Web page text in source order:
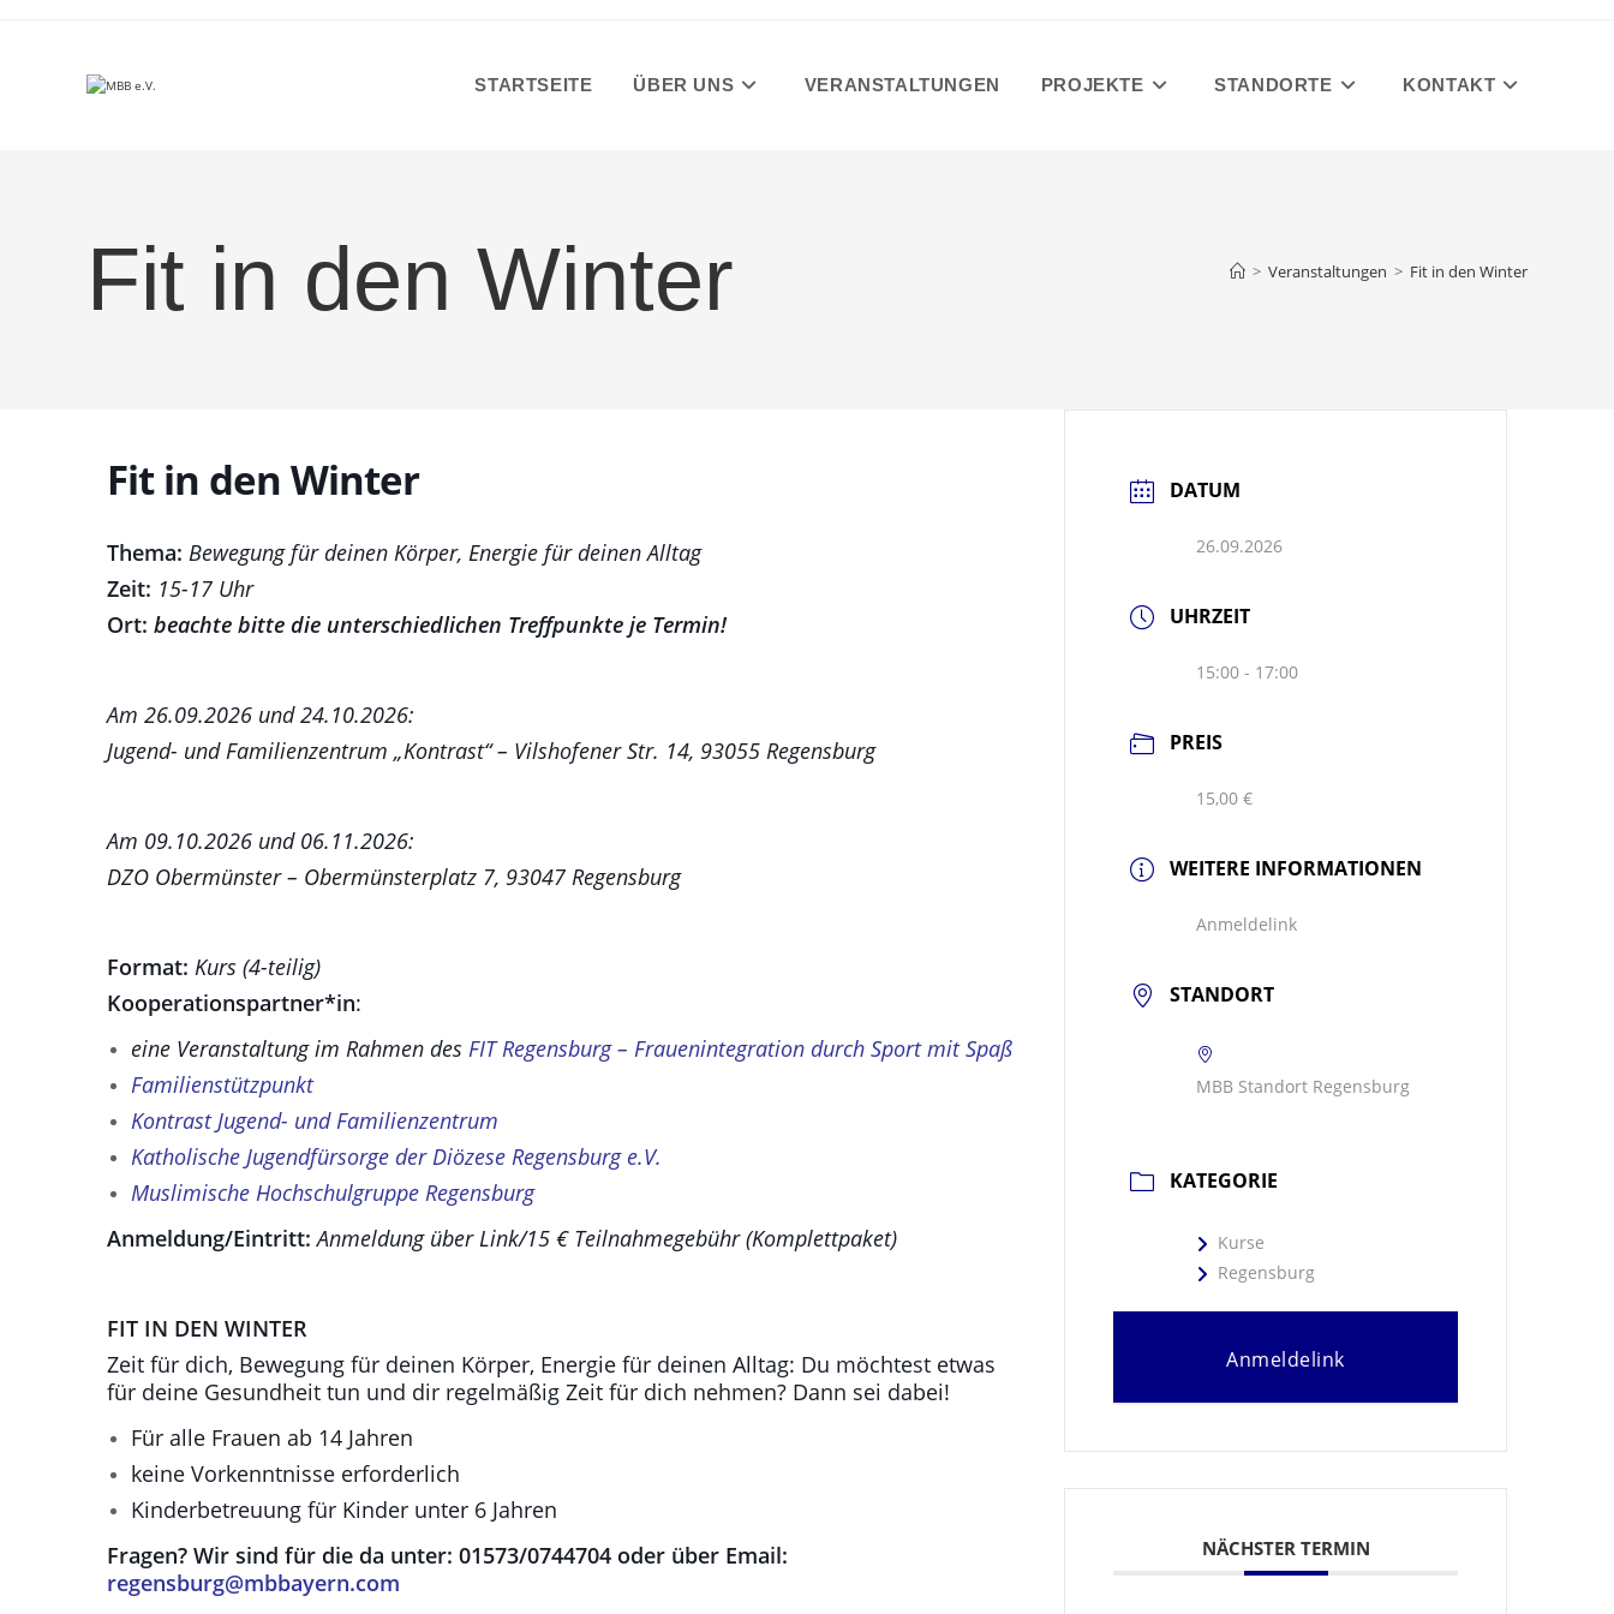
STARTSEITE ÜBER UNS VERANSTALTUNGEN PROJEKTE STANDORTE KONTAKT
Fit in den Winter > Veranstaltungen > Fit in den Winter
Fit in den Winter
Thema: Bewegung für deinen Körper, Energie für deinen Alltag
Zeit: 15-17 Uhr
Ort: beachte bitte die unterschiedlichen Treffpunkte je Termin!
Am 26.09.2026 und 24.10.2026:
Jugend- und Familienzentrum „Kontrast“ – Vilshofener Str. 14, 93055 Regensburg
Am 09.10.2026 und 06.11.2026:
DZO Obermünster – Obermünsterplatz 7, 93047 Regensburg
Format: Kurs (4-teilig)
Kooperationspartner*in:
eine Veranstaltung im Rahmen des FIT Regensburg – Frauenintegration durch Sport mit Spaß
Familienstützpunkt
Kontrast Jugend- und Familienzentrum
Katholische Jugendfürsorge der Diözese Regensburg e.V.
Muslimische Hochschulgruppe Regensburg
Anmeldung/Eintritt: Anmeldung über Link/15 € Teilnahmegebühr (Komplettpaket)
FIT IN DEN WINTER
Zeit für dich, Bewegung für deinen Körper, Energie für deinen Alltag: Du möchtest etwas
für deine Gesundheit tun und dir regelmäßig Zeit für dich nehmen? Dann sei dabei!
Für alle Frauen ab 14 Jahren
keine Vorkenntnisse erforderlich
Kinderbetreuung für Kinder unter 6 Jahren
Fragen? Wir sind für die da unter: 01573/0744704 oder über Email:
regensburg@mbbayern.com
DATUM
26.09.2026
UHRZEIT
15:00 - 17:00
PREIS
15,00 €
WEITERE INFORMATIONEN
Anmeldelink
STANDORT
MBB Standort Regensburg
KATEGORIE
Kurse
Regensburg
Anmeldelink
NÄCHSTER TERMIN